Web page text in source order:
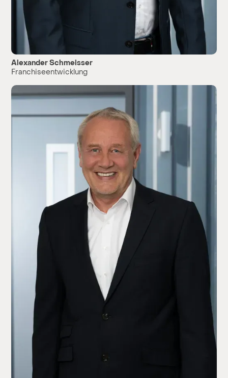
Alexander Schmeisser
Franchiseentwicklung